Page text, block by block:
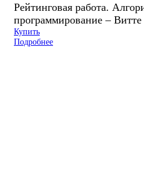
Рейтинговая работа.
программирование – Витте
Купить
Подробнее